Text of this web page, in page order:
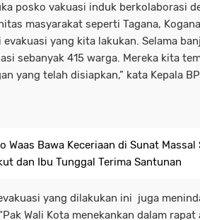
posko vakuasi induk berkolaborasi
masyarakat seperti Tagana,
evakuasi yang kita lakukan. Selama
sebanyak 415 warga. Mereka kita
yang telah disiapkan,” kata Kepala
Waas Bawa Keceriaan di Sunat Massal
dan Ibu Tunggal Terima Santunan
yang dilakukan ini juga
Wali Kota menekankan dalam rapat